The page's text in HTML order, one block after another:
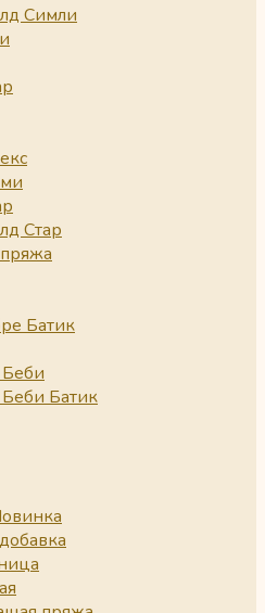
Симли
Стар
Батик
Батик